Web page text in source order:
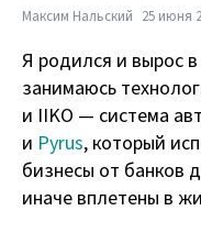
Максим Нальский 25 июня
Я родился и вырос
занимаюсь
и IIKО — система
и Pyrus, который
бизнесы от банков
иначе вплетены в